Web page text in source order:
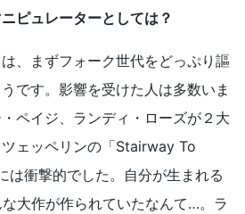
ピュレーターとしては？
、まずフォーク世代をどっぷり謳
です。影響を受けた人は多数いま
ペイジ、ランディ・ローズが２大
ェッペリンの「Stairway To
は衝撃的でした。自分が生まれる
大作が作られていたなんて…。ラ